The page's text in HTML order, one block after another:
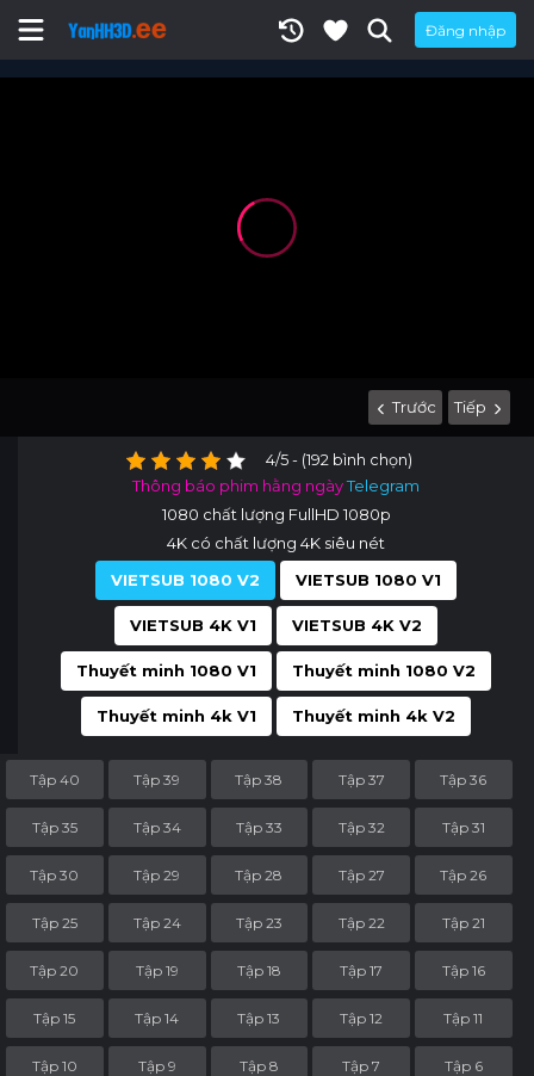
Đăng nhập
Trước Tiếp
4/5 - (192 bình chọn)
Thông báo phim hằng ngàyTelegram
1080 chất lượng FullHD 1080p
4K có chất lượng 4K siêu nét
VIETSUB 1080 V2
VIETSUB 1080 V1
VIETSUB 4K V1 VIETSUB 4K V2
Thuyết minh 1080 V1 Thuyết minh 1080 V2
Thuyết minh 4k V1 Thuyết minh 4k V2
Tập 40 Tập 39 Tập 38 Tập 37 Tập 36
Tập 35 Tập 34 Tập 33 Tập 32 Tập 31
Tập 30 Tập 29 Tập 28 Tập 27 Tập 26
Tập 25 Tập 24 Tập 23 Tập 22 Tập 21
Tập 20 Tập 19 Tập 18 Tập 17 Tập 16
Tập 15 Tập 14 Tập 13 Tập 12 Tập 11
Tập 10 Tập 9 Tập 8 Tập 7 Tập 6